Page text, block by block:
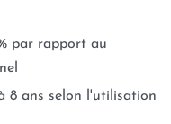
par rapport au
8 ans selon l'utilisation